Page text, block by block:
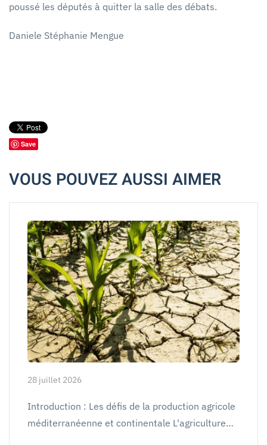
poussé les députés à quitter la salle des débats.
Daniele Stéphanie Mengue
Save
VOUS POUVEZ AUSSI AIMER
28 juillet 2026
Introduction : Les défis de la production agricole
méditerranéenne et continentale L'agriculture…